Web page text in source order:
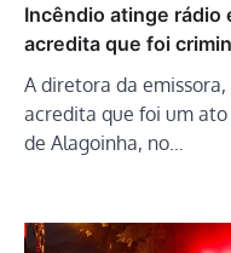
Incêndio atinge
acredita que foi
A diretora da
acredita que foi um
de Alagoinha, no…